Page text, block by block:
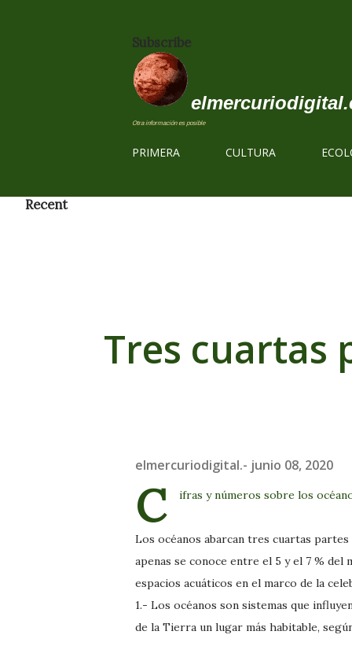
Subscribe
Otra información es posible
PRIMERA CULTURA
Recent
Tres cuartas
elmercuriodigital.- junio 08, 2020
C ifras y números sobre los
Los océanos abarcan tres cuartas
apenas se conoce entre el 5 y el 7 % del
espacios acuáticos en el marco de la
1.- Los océanos son sistemas que
de la Tierra un lugar más habitable,